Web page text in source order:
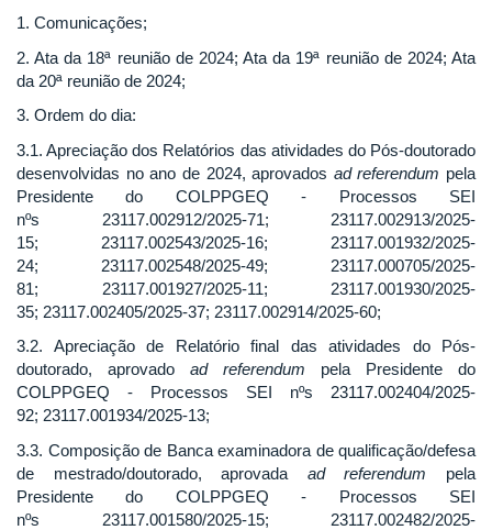
1. Comunicações;
2. Ata da 18ª reunião de 2024; Ata da 19ª reunião de 2024; Ata
da 20ª reunião de 2024;
3. Ordem do dia:
3.1. Apreciação dos Relatórios das atividades do Pós-doutorado
desenvolvidas no ano de 2024, aprovados ad referendum pela
Presidente do COLPPGEQ - Processos SEI
nºs 23117.002912/2025-71; 23117.002913/2025-
15; 23117.002543/2025-16; 23117.001932/2025-
24; 23117.002548/2025-49; 23117.000705/2025-
81; 23117.001927/2025-11; 23117.001930/2025-
35; 23117.002405/2025-37; 23117.002914/2025-60;
3.2. Apreciação de Relatório final das atividades do Pós-
doutorado, aprovado ad referendum pela Presidente do
COLPPGEQ - Processos SEI nºs 23117.002404/2025-
92; 23117.001934/2025-13;
3.3. Composição de Banca examinadora de qualificação/defesa
de mestrado/doutorado, aprovada ad referendum pela
Presidente do COLPPGEQ - Processos SEI
nºs 23117.001580/2025-15; 23117.002482/2025-